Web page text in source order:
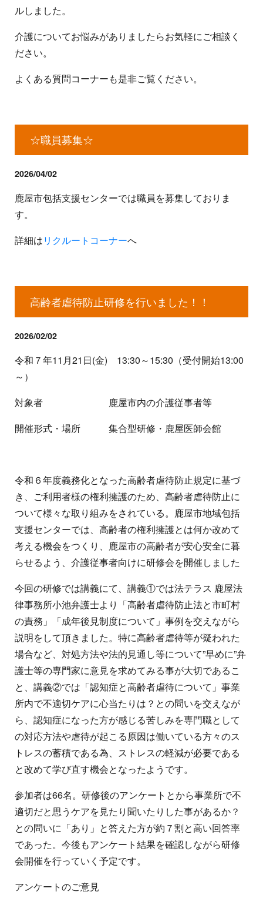
ルしました。
介護についてお悩みがありましたらお気軽にご相談く
ださい。
よくある質問コーナーも是非ご覧ください。
☆職員募集☆
2026/04/02
鹿屋市包括支援センターでは職員を募集しておりま
す。
詳細はリクルートコーナーへ
高齢者虐待防止研修を行いました！！
2026/02/02
令和７年11月21日(金) 13:30～15:30（受付開始13:00
～）
対象者 鹿屋市内の介護従事者等
開催形式・場所 集合型研修・鹿屋医師会館
令和６年度義務化となった高齢者虐待防止規定に基づ
き、ご利用者様の権利擁護のため、高齢者虐待防止に
ついて様々な取り組みをされている。鹿屋市地域包括
支援センターでは、高齢者の権利擁護とは何か改めて
考える機会をつくり、鹿屋市の高齢者が安心安全に暮
らせるよう、介護従事者向けに研修会を開催しました
今回の研修では講義にて、講義①では法テラス 鹿屋法
律事務所小池弁護士より「高齢者虐待防止法と市町村
の責務」「成年後見制度について」事例を交えながら
説明をして頂きました。特に高齢者虐待等が疑われた
場合など、対処方法や法的見通し等について”早めに”弁
護士等の専門家に意見を求めてみる事が大切であるこ
と、講義②では「認知症と高齢者虐待について」事業
所内で不適切ケアに心当たりは？との問いを交えなが
ら、認知症になった方が感じる苦しみを専門職として
の対応方法や虐待が起こる原因は働いている方々のス
トレスの蓄積である為、ストレスの軽減が必要である
と改めて学び直す機会となったようです。
参加者は66名。研修後のアンケートとから事業所で不
適切だと思うケアを見たり聞いたりした事があるか？
との問いに「あり」と答えた方が約７割と高い回答率
であった。今後もアンケート結果を確認しながら研修
会開催を行っていく予定です。
アンケートのご意見